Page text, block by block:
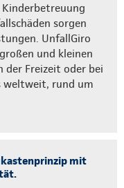
Kinderbetreuung
sorgen
UnfallGiro
und kleinen
der Freizeit oder bei
weltweit, rund um
mit